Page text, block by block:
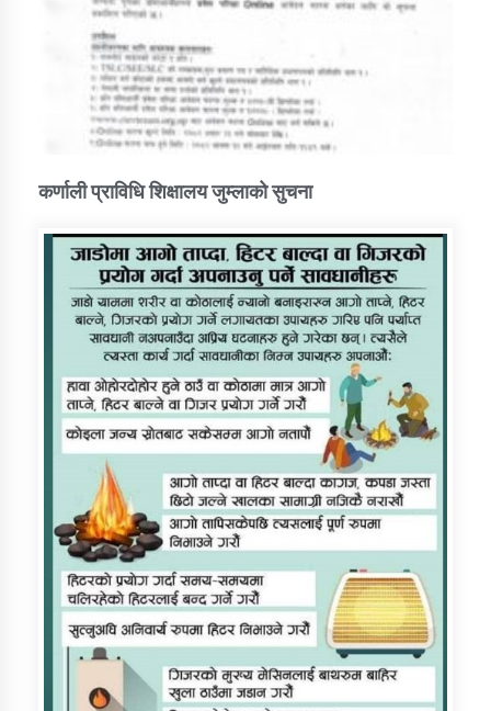
कर्णाली प्राविधि शिक्षालय जुम्लाको सुचना